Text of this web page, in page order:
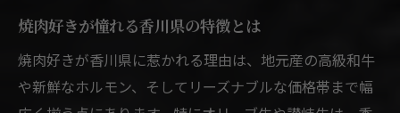
地元で評判の焼肉店を見極める方法
焼肉好きが共感する香川流の行きつけ探し
焼肉好きが納得の香川県流行きつけ探し
焼肉好きが憧れる香川県の特徴とは
焼肉好きが香川県に惹かれる理由は、地元産の高級和牛
や新鮮なホルモン、そしてリーズナブルな価格帯まで幅